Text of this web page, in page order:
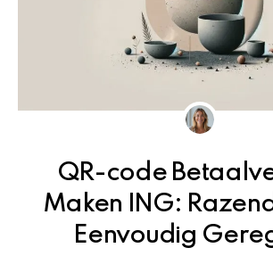
QR-code
Maken ING:
Eenvoudig